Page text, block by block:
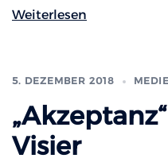
Weiterlesen
5. DEZEMBER 2018
Visier